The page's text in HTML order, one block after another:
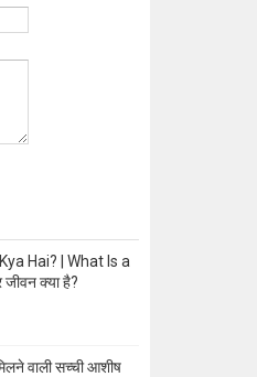
Hai? | What Is a
क्या है?
वाली सच्ची आशीष